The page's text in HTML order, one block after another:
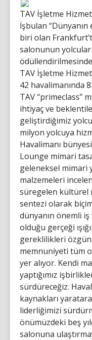
TAV İşletme
İşbulan
biri olan
salonunun
TAV İşletme
42 havalimanında
TAV “primeclass”
ihtiyaç ve
geliştirdiğimiz yolcu
milyon yolcuya
Havalimanı
Lounge mimari
geleneksel mimari
malzemeleri
süregelen kültürel
sentezi olarak
dünyanın önemli
olduğu gerçeği
gereklilikleri özgün
memnuniyeti tüm
yer alıyor. Kendi
yaptığımız
sürdüreceğiz.
kaynakları
liderliğimizi
önümüzdeki beş
salonuna